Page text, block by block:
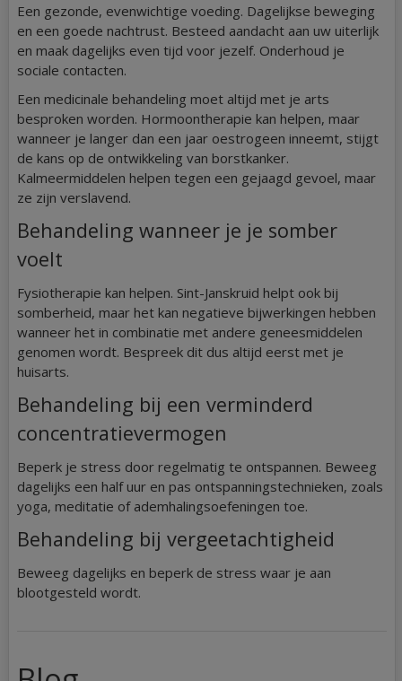
Een gezonde, evenwichtige voeding. Dagelijkse beweging
en een goede nachtrust. Besteed aandacht aan uw uiterlijk
en maak dagelijks even tijd voor jezelf. Onderhoud je
sociale contacten.
Een medicinale behandeling moet altijd met je arts
besproken worden. Hormoontherapie kan helpen, maar
wanneer je langer dan een jaar oestrogeen inneemt, stijgt
de kans op de ontwikkeling van borstkanker.
Kalmeermiddelen helpen tegen een gejaagd gevoel, maar
ze zijn verslavend.
Behandeling wanneer je je somber
voelt
Fysiotherapie kan helpen. Sint-Janskruid helpt ook bij
somberheid, maar het kan negatieve bijwerkingen hebben
wanneer het in combinatie met andere geneesmiddelen
genomen wordt. Bespreek dit dus altijd eerst met je
huisarts.
Behandeling bij een verminderd
concentratievermogen
Beperk je stress door regelmatig te ontspannen. Beweeg
dagelijks een half uur en pas ontspanningstechnieken, zoals
yoga, meditatie of ademhalingsoefeningen toe.
Behandeling bij vergeetachtigheid
Beweeg dagelijks en beperk de stress waar je aan
blootgesteld wordt.